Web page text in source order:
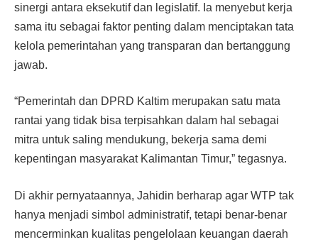
sinergi antara eksekutif dan legislatif. Ia menyebut kerja
sama itu sebagai faktor penting dalam menciptakan tata
kelola pemerintahan yang transparan dan bertanggung
jawab.
“Pemerintah dan DPRD Kaltim merupakan satu mata
rantai yang tidak bisa terpisahkan dalam hal sebagai
mitra untuk saling mendukung, bekerja sama demi
kepentingan masyarakat Kalimantan Timur,” tegasnya.
Di akhir pernyataannya, Jahidin berharap agar WTP tak
hanya menjadi simbol administratif, tetapi benar-benar
mencerminkan kualitas pengelolaan keuangan daerah